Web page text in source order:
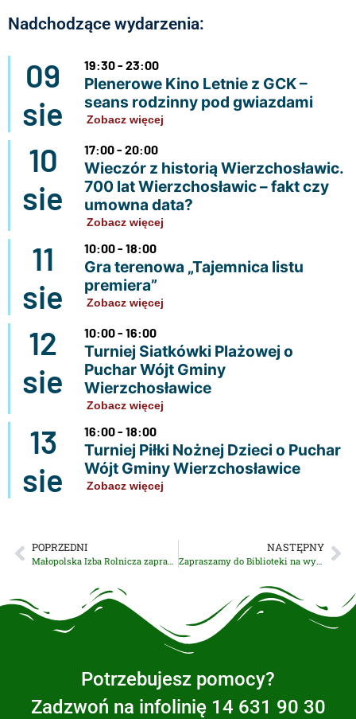
Nadchodzące wydarzenia:
09
sie
19:30 - 23:00
Plenerowe Kino Letnie z GCK –
seans rodzinny pod gwiazdami
Zobacz więcej
10
sie
17:00 - 20:00
Wieczór z historią Wierzchosławic.
700 lat Wierzchosławic – fakt czy
umowna data?
Zobacz więcej
11
sie
10:00 - 18:00
Gra terenowa „Tajemnica listu
premiera”
Zobacz więcej
12
sie
10:00 - 16:00
Turniej Siatkówki Plażowej o
Puchar Wójt Gminy
Wierzchosławice
Zobacz więcej
13
sie
16:00 - 18:00
Turniej Piłki Nożnej Dzieci o Puchar
Wójt Gminy Wierzchosławice
Zobacz więcej
POPRZEDNI NASTĘPNY
Zapraszamy do Biblioteki na wystawę Marty Nosal „Oblicza Natury”
Potrzebujesz pomocy?
Zadzwoń na infolinię 14 631 90 30